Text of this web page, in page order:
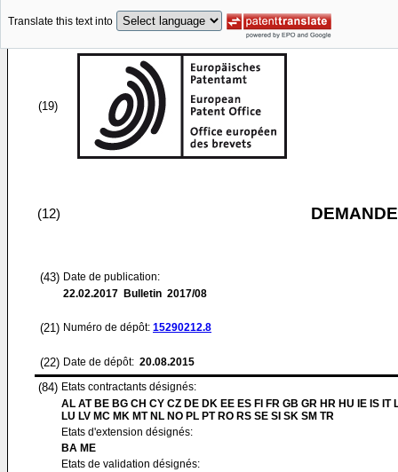
Translate this text into
(19)
(12)
(43) Date de publication:
22.02.2017 Bulletin 2017/08
(21) Numéro de dépôt: 15290212.8
(22) Date de dépôt: 20.08.2015
(84) Etats contractants désignés:
AL AT BE BG CH CY CZ DE DK EE ES FI FR GB GR HR HU IE IS IT
LU LV MC MK MT NL NO PL PT RO RS SE SI SK SM TR
Etats d'extension désignés:
BA ME
Etats de validation désignés: